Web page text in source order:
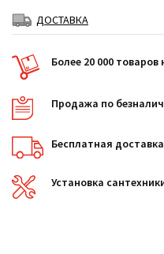
ДОСТАВКА
Более 20 000 товаров
Продажа по
Бесплатная доставка
Установка